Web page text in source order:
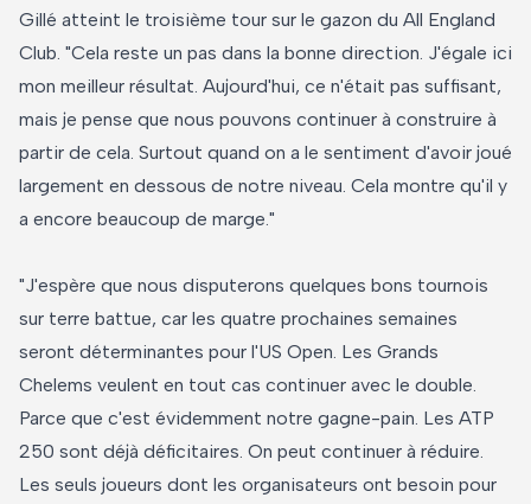
Gillé atteint le troisième tour sur le gazon du All England
Club. "Cela reste un pas dans la bonne direction. J'égale ici
mon meilleur résultat. Aujourd'hui, ce n'était pas suffisant,
mais je pense que nous pouvons continuer à construire à
partir de cela. Surtout quand on a le sentiment d'avoir joué
largement en dessous de notre niveau. Cela montre qu'il y
a encore beaucoup de marge."
"J'espère que nous disputerons quelques bons tournois
sur terre battue, car les quatre prochaines semaines
seront déterminantes pour l'US Open. Les Grands
Chelems veulent en tout cas continuer avec le double.
Parce que c'est évidemment notre gagne-pain. Les ATP
250 sont déjà déficitaires. On peut continuer à réduire.
Les seuls joueurs dont les organisateurs ont besoin pour